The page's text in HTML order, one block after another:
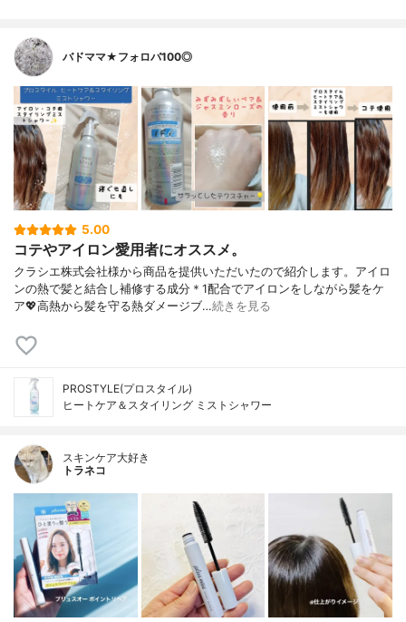
バドママ★フォロバ100◎
5.00
コテやアイロン愛用者にオススメ。
クラシエ株式会社様から商品を提供いただいたので紹介します。アイロ
ンの熱で髪と結合し補修する成分＊1配合でアイロンをしながら髪をケ
ア💖高熱から髪を守る熱ダメージブ…続きを見る
PROSTYLE(プロスタイル)
ヒートケア＆スタイリング ミストシャワー
スキンケア大好き
トラネコ